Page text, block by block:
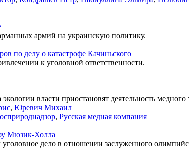
армий на украинскую политику.
по делу о катастрофе Качиньского
к уголовной ответственности.
власти приостановят деятельность
, Юревич Михаил
, Русская медная компания
Мюзик-Холла
дело в отношении заслуженного